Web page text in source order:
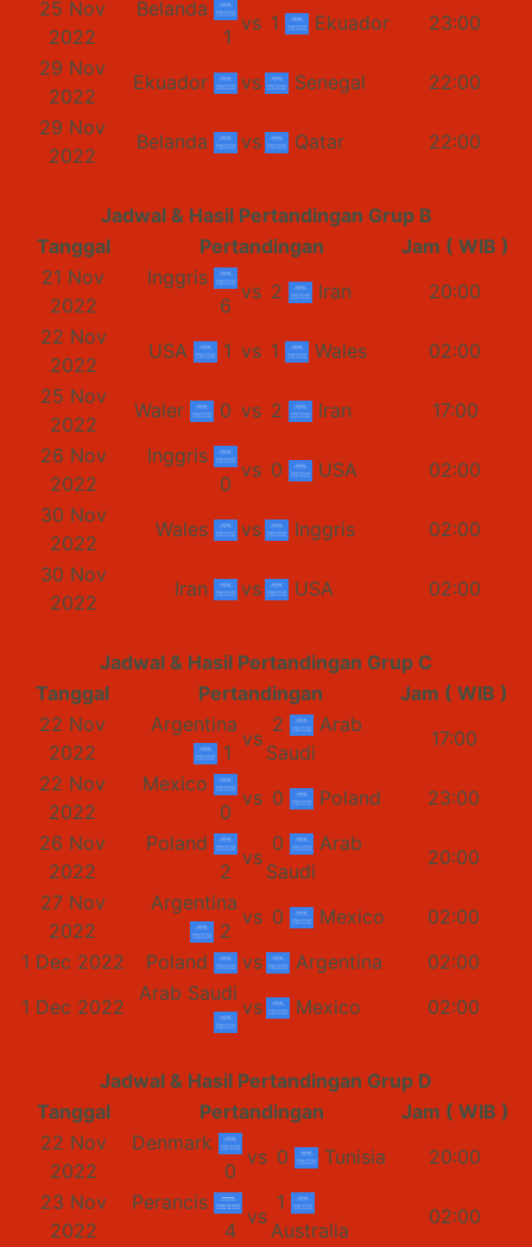
25 Nov
2022
Belanda
1
vs 1 Ekuador
23:00
29 Nov
2022
Ekuador vs Senegal
22:00
29 Nov
2022
Belanda vs Qatar 22:00
Jadwal & Hasil Pertandingan Grup B
Tanggal
Pertandingan
Jam ( WIB )
21 Nov
2022
Inggris
6
vs 2 Iran
20:00
22 Nov
2022
USA 1 vs 1 Wales
02:00
25 Nov
2022
Waler 0 vs 2 Iran
17:00
26 Nov
2022
Inggris
0
vs 0 USA
02:00
30 Nov
2022
Wales vs Inggris
02:00
30 Nov
2022
Iran vs USA 02:00
Jadwal & Hasil Pertandingan Grup C
Tanggal
Pertandingan
Jam ( WIB )
22 Nov
2022
Argentina
1
vs
2
Arab
Saudi
17:00
22 Nov
2022
Mexico
0
vs 0 Poland
23:00
26 Nov
2022
Poland
2
vs
0
Arab
Saudi
20:00
27 Nov
2022
Argentina
2
vs 0 Mexico
02:00
1 Dec 2022
Poland vs Argentina
02:00
1 Dec 2022
Arab Saudi
vs Mexico 02:00
Jadwal & Hasil Pertandingan Grup D
Tanggal
Pertandingan
Jam ( WIB )
22 Nov
2022
Denmark
0
vs 0 Tunisia
20:00
23 Nov
2022
Perancis
4
vs
1
Australia
02:00